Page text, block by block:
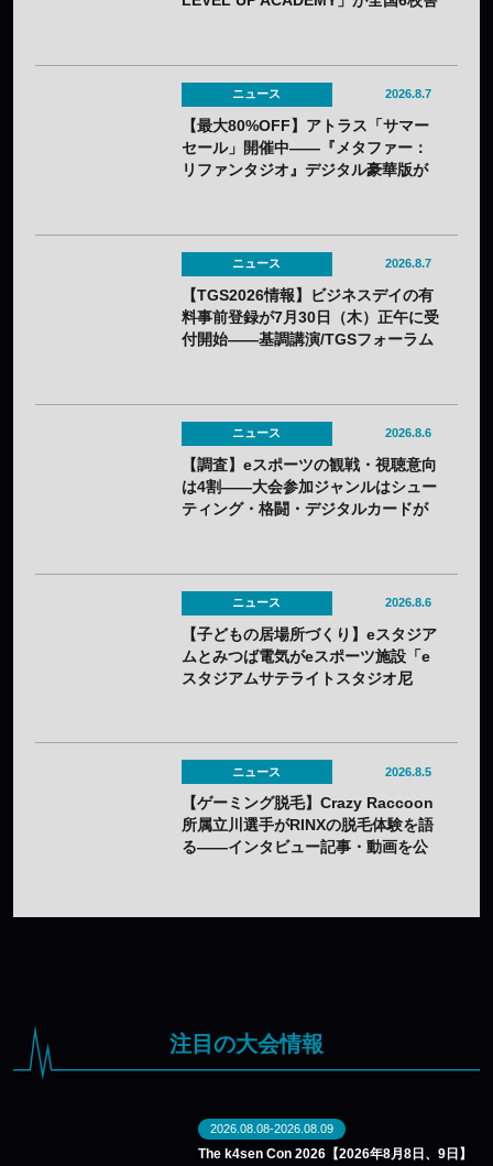
ニュース 2026.8.7
【最大80%OFF】アトラス「サマー
セール」開催中——『メタファー：
リファンタジオ』デジタル豪華版が
ニュース 2026.8.7
【TGS2026情報】ビジネスデイの有
料事前登録が7月30日（木）正午に受
付開始——基調講演/TGSフォーラム
ニュース 2026.8.6
【調査】eスポーツの観戦・視聴意向
は4割——大会参加ジャンルはシュー
ティング・格闘・デジタルカードが
ニュース 2026.8.6
【子どもの居場所づくり】eスタジア
ムとみつば電気がeスポーツ施設「e
スタジアムサテライトスタジオ尼
ニュース 2026.8.5
【ゲーミング脱毛】Crazy Raccoon
所属立川選手がRINXの脱毛体験を語
る——インタビュー記事・動画を公
注目の大会情報
2026.08.08-2026.08.09
The k4sen Con 2026【2026年8月8日、9日】